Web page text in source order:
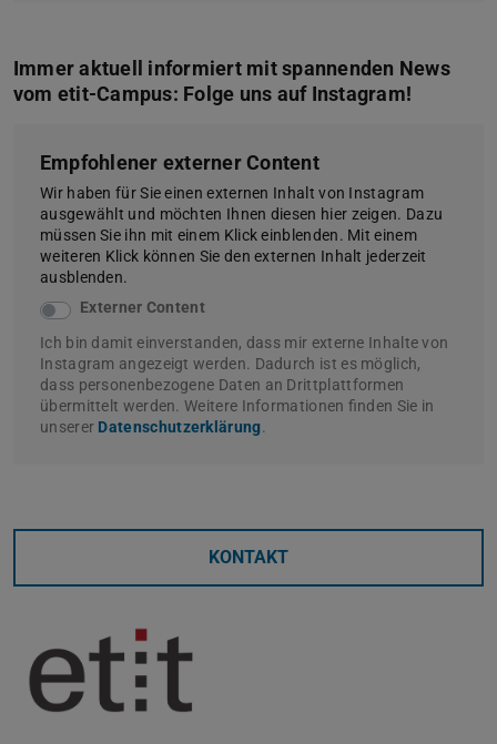
Immer aktuell informiert mit spannenden News
vom etit-Campus: Folge uns auf Instagram!
Empfohlener externer Content
Wir haben für Sie einen externen Inhalt von Instagram
ausgewählt und möchten Ihnen diesen hier zeigen. Dazu
müssen Sie ihn mit einem Klick einblenden. Mit einem
weiteren Klick können Sie den externen Inhalt jederzeit
ausblenden.
Externer Content
Ich bin damit einverstanden, dass mir externe Inhalte von
Instagram angezeigt werden. Dadurch ist es möglich,
dass personenbezogene Daten an Drittplattformen
übermittelt werden. Weitere Informationen finden Sie in
unserer Datenschutzerklärung.
KONTAKT